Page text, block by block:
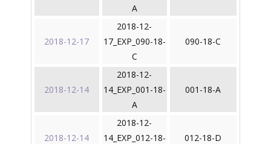
A
2018-12-17
2018-12-
17_EXP_090-18-
C
090-18-C
2018-12-14
2018-12-
14_EXP_001-18-
A
001-18-A
2018-12-14
2018-12-
14_EXP_012-18-
012-18-D